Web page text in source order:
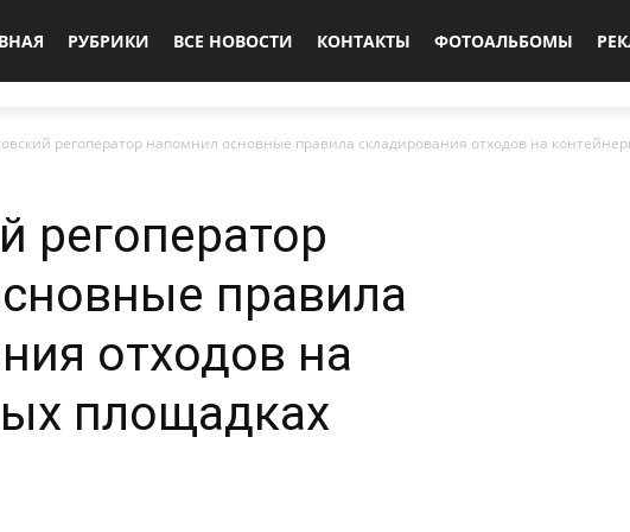
РУБРИКИ ВСЕ НОВОСТИ КОНТАКТЫ ФОТОАЛЬБОМЫ
регоператор напомнил основные правила складирования отходов на
регоператор
правила
отходов на
площадках